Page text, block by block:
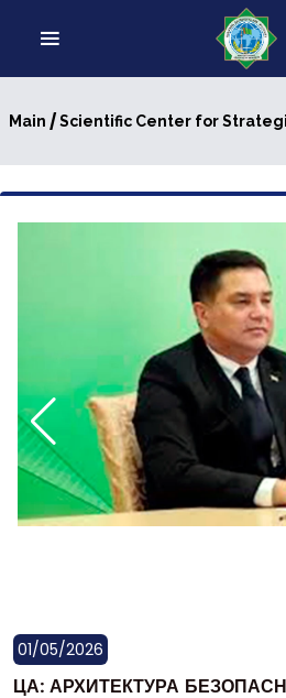
Main /Scientific Center for
01/05/2026
ЦА: АРХИТЕКТУРА